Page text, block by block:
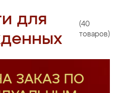
для
(40
товаров)
ЗАКАЗ ПО